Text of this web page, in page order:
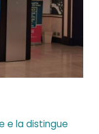
e la distingue